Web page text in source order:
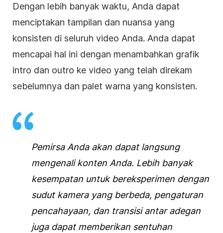
Dengan lebih banyak waktu, Anda dapat
menciptakan tampilan dan nuansa yang
konsisten di seluruh video Anda. Anda dapat
mencapai hal ini dengan menambahkan grafik
intro dan outro ke video yang telah direkam
sebelumnya dan palet warna yang konsisten.
Pemirsa Anda akan dapat langsung
mengenali konten Anda. Lebih banyak
kesempatan untuk bereksperimen dengan
sudut kamera yang berbeda, pengaturan
pencahayaan, dan transisi antar adegan
juga dapat memberikan sentuhan